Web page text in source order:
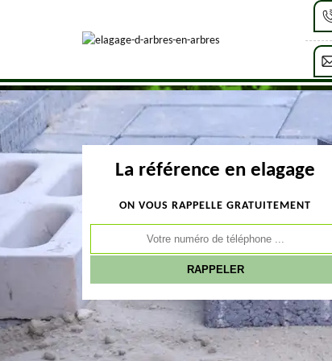
La référence en elagage
ON VOUS RAPPELLE GRATUITEMENT